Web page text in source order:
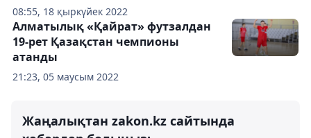
08:55, 18 қыркүйек 2022
21:23, 05 маусым 2022
Алматылық «Қайрат» футзалдан
19-рет Қазақстан чемпионы
атанды
Жаңалықтан zakon.kz сайтында